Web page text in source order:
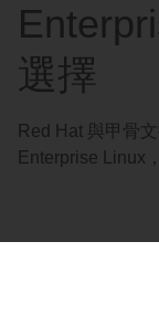
選擇
Red Hat 與甲骨
Enterprise Linux